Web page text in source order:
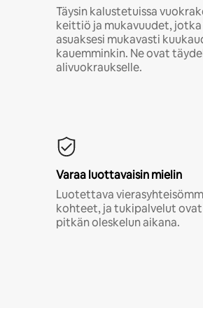
Täysin kalustetuissa
keittiö ja mukavuudet,
asuaksesi mukavasti
kauemminkin. Ne ovat
alivuokraukselle.
Varaa luottavaisin mielin
Luotettava
kohteet, ja tukipalvelut ovat
pitkän oleskelun aikana.